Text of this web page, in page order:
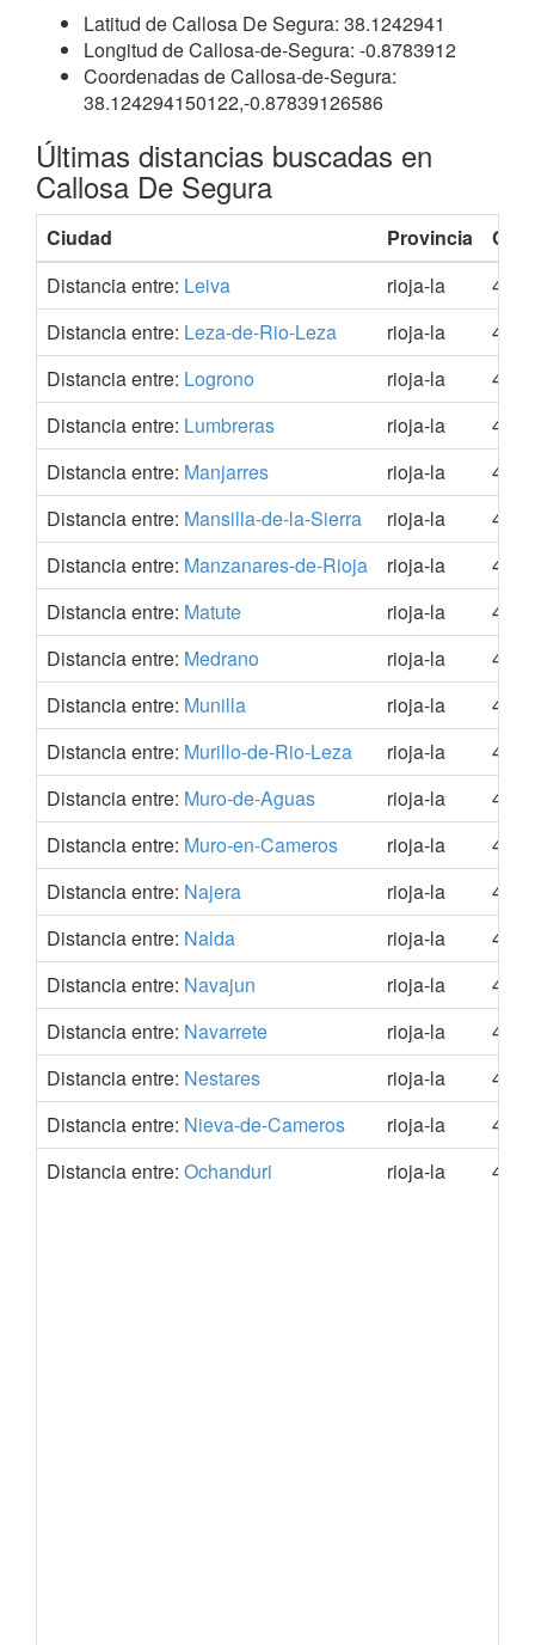
Latitud de Callosa De Segura: 38.1242941
Longitud de Callosa-de-Segura: -0.8783912
Coordenadas de Callosa-de-Segura:
38.124294150122,-0.87839126586
Últimas distancias buscadas en
Callosa De Segura
Ciudad Provincia
Distancia entre: Leiva rioja-la
Distancia entre: Leza-de-Rio-Leza rioja-la
Distancia entre: Logrono rioja-la
Distancia entre: Lumbreras rioja-la
Distancia entre: Manjarres rioja-la
Distancia entre: Mansilla-de-la-Sierra rioja-la
Distancia entre: Manzanares-de-Rioja rioja-la
Distancia entre: Matute rioja-la
Distancia entre: Medrano rioja-la
Distancia entre: Munilla rioja-la
Distancia entre: Murillo-de-Rio-Leza rioja-la
Distancia entre: Muro-de-Aguas rioja-la
Distancia entre: Muro-en-Cameros rioja-la
Distancia entre: Najera rioja-la
Distancia entre: Nalda rioja-la
Distancia entre: Navajun rioja-la
Distancia entre: Navarrete rioja-la
Distancia entre: Nestares rioja-la
Distancia entre: Nieva-de-Cameros rioja-la
Distancia entre: Ochanduri rioja-la